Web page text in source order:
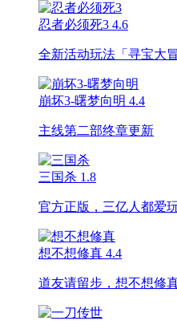
忍者必须死3 4.6
全新活动玩法「寻宝大冒
崩坏3-曙梦向明 4.4
主线第二部终章更新
三国杀 1.8
官方正版，三亿人都爱
想不想修真 4.4
道友请留步，想不想修